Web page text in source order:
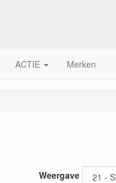
ACTIE Merken
Weergave